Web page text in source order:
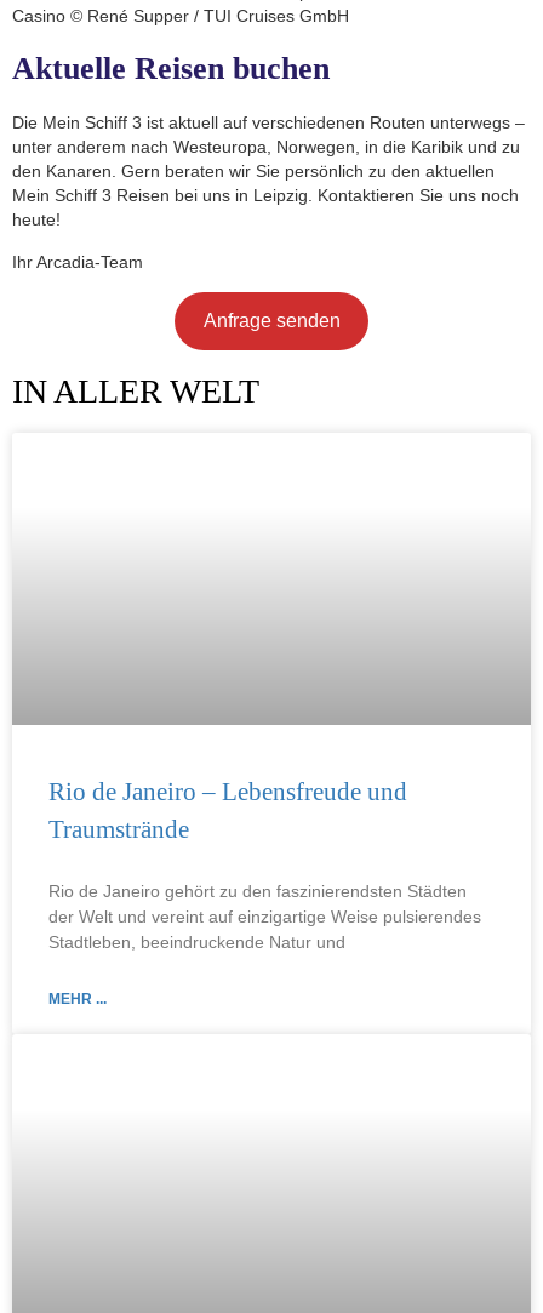
Casino © René Supper / TUI Cruises GmbH
Aktuelle Reisen buchen
Die Mein Schiff 3 ist aktuell auf verschiedenen Routen unterwegs –
unter anderem nach Westeuropa, Norwegen, in die Karibik und zu
den Kanaren. Gern beraten wir Sie persönlich zu den aktuellen
Mein Schiff 3 Reisen bei uns in Leipzig. Kontaktieren Sie uns noch
heute!
Ihr Arcadia-Team
Anfrage senden
IN ALLER WELT
Rio de Janeiro – Lebensfreude und
Traumstrände
Rio de Janeiro gehört zu den faszinierendsten Städten
der Welt und vereint auf einzigartige Weise pulsierendes
Stadtleben, beeindruckende Natur und
MEHR ...